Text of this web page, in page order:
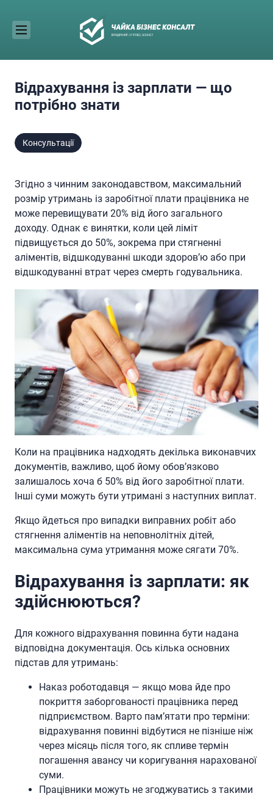
content
Відрахування із зарплати — що
потрібно знати
Консультації
Згідно з чинним законодавством, максимальний
розмір утримань із заробітної плати працівника не
може перевищувати 20% від його загального
доходу. Однак є винятки, коли цей ліміт
підвищується до 50%, зокрема при стягненні
аліментів, відшкодуванні шкоди здоров’ю або при
відшкодуванні втрат через смерть годувальника.
Коли на працівника надходять декілька виконавчих
документів, важливо, щоб йому обов’язково
залишалось хоча б 50% від його заробітної плати.
Інші суми можуть бути утримані з наступних виплат.
Якщо йдеться про випадки виправних робіт або
стягнення аліментів на неповнолітніх дітей,
максимальна сума утримання може сягати 70%.
Відрахування із зарплати: як
здійснюються?
Для кожного відрахування повинна бути надана
відповідна документація. Ось кілька основних
підстав для утримань:
Наказ роботодавця — якщо мова йде про
покриття заборгованості працівника перед
підприємством. Варто пам’ятати про терміни:
відрахування повинні відбутися не пізніше ніж
через місяць після того, як спливе термін
погашення авансу чи коригування нарахованої
суми.
Працівники можуть не згоджуватись з такими